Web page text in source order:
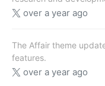
over a year ago
The Affair theme
features.
over a year ago